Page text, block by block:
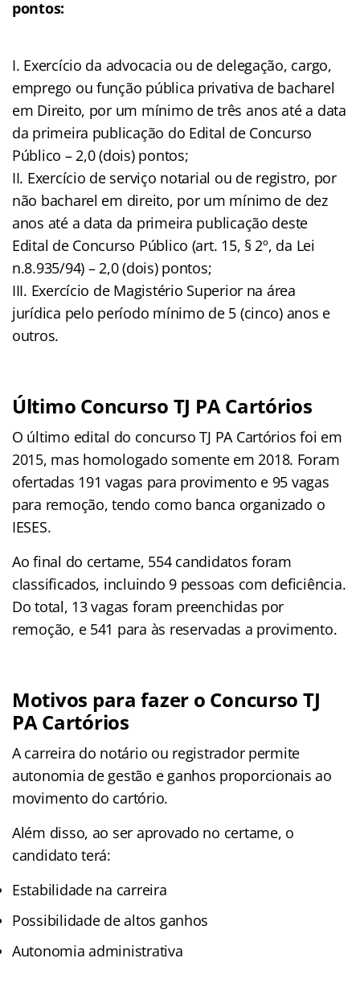
pontos:
I. Exercício da advocacia ou de delegação, cargo,
emprego ou função pública privativa de bacharel
em Direito, por um mínimo de três anos até a data
da primeira publicação do Edital de Concurso
Público – 2,0 (dois) pontos;
II. Exercício de serviço notarial ou de registro, por
não bacharel em direito, por um mínimo de dez
anos até a data da primeira publicação deste
Edital de Concurso Público (art. 15, § 2º, da Lei
n.8.935/94) – 2,0 (dois) pontos;
III. Exercício de Magistério Superior na área
jurídica pelo período mínimo de 5 (cinco) anos e
outros.
Último Concurso TJ PA Cartórios
O último edital do concurso TJ PA Cartórios foi em
2015, mas homologado somente em 2018. Foram
ofertadas 191 vagas para provimento e 95 vagas
para remoção, tendo como banca organizado o
IESES.
Ao final do certame, 554 candidatos foram
classificados, incluindo 9 pessoas com deficiência.
Do total, 13 vagas foram preenchidas por
remoção, e 541 para às reservadas a provimento.
Motivos para fazer o Concurso TJ
PA Cartórios
A carreira do notário ou registrador permite
autonomia de gestão e ganhos proporcionais ao
movimento do cartório.
Além disso, ao ser aprovado no certame, o
candidato terá:
Estabilidade na carreira
Possibilidade de altos ganhos
Autonomia administrativa